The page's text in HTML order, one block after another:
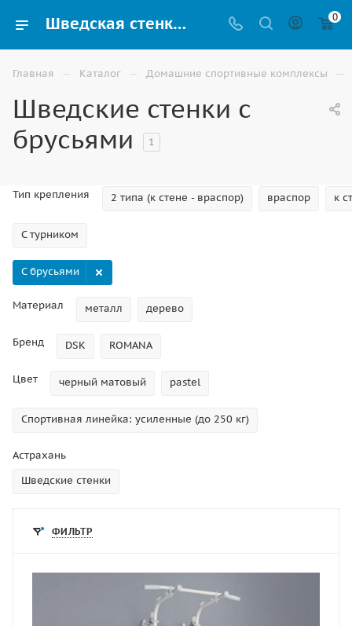
Шведская стенка с брусьями купить в Астрахани 0
Главная — Каталог — Домашние спортивные комплексы —
Шведские стенки с
брусьями
1
Тип крепления 2 типа (к стене - враспор) враспор к
С турником
С брусьями
Материал металл дерево
Бренд DSK ROMANA
Цвет черный матовый pastel
Спортивная линейка: усиленные (до 250 кг)
Астрахань
Шведские стенки
ФИЛЬТР